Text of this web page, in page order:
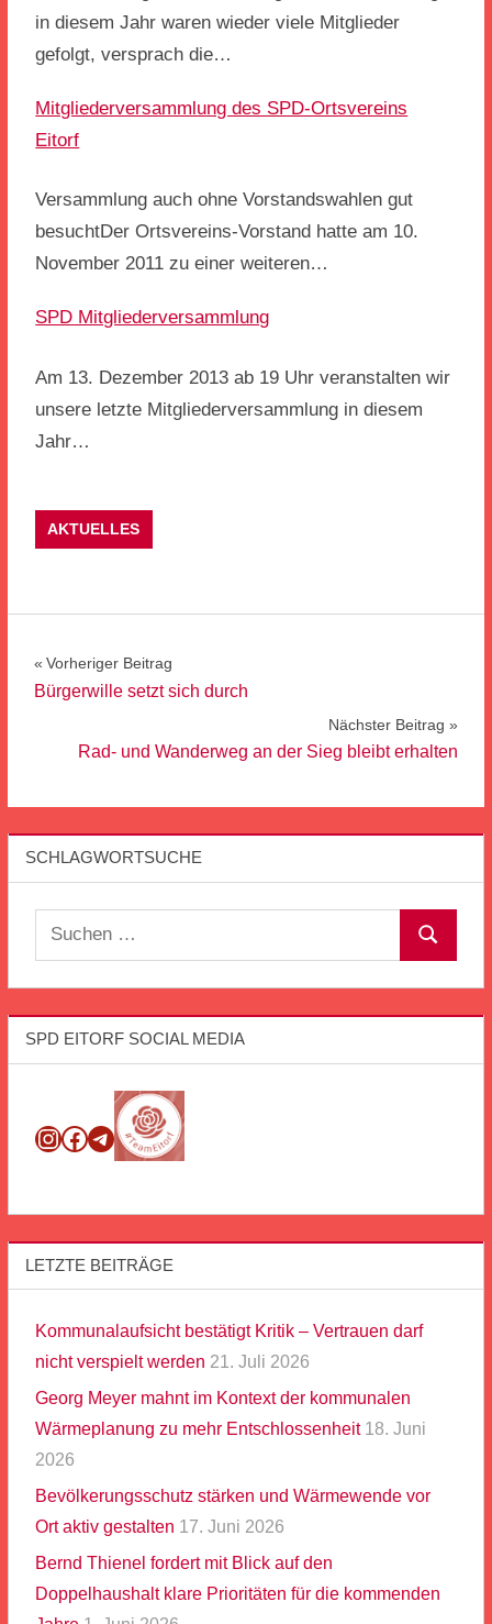
in diesem Jahr waren wieder viele Mitglieder
gefolgt, versprach die…
Mitgliederversammlung des SPD-Ortsvereins
Eitorf
Versammlung auch ohne Vorstandswahlen gut
besuchtDer Ortsvereins-Vorstand hatte am 10.
November 2011 zu einer weiteren…
SPD Mitgliederversammlung
Am 13. Dezember 2013 ab 19 Uhr veranstalten wir
unsere letzte Mitgliederversammlung in diesem
Jahr…
AKTUELLES
Beitragsnavigation
Vorheriger Beitrag
Bürgerwille setzt sich durch
Nächster Beitrag
Rad- und Wanderweg an der Sieg bleibt erhalten
SCHLAGWORTSUCHE
Suchen
Suchen
SPD EITORF SOCIAL MEDIA
Instagram
Facebook
Telegram
LETZTE BEITRÄGE
Kommunalaufsicht bestätigt Kritik – Vertrauen darf
nicht verspielt werden 21. Juli 2026
Georg Meyer mahnt im Kontext der kommunalen
Wärmeplanung zu mehr Entschlossenheit 18. Juni
2026
Bevölkerungsschutz stärken und Wärmewende vor
Ort aktiv gestalten 17. Juni 2026
Bernd Thienel fordert mit Blick auf den
Doppelhaushalt klare Prioritäten für die kommenden